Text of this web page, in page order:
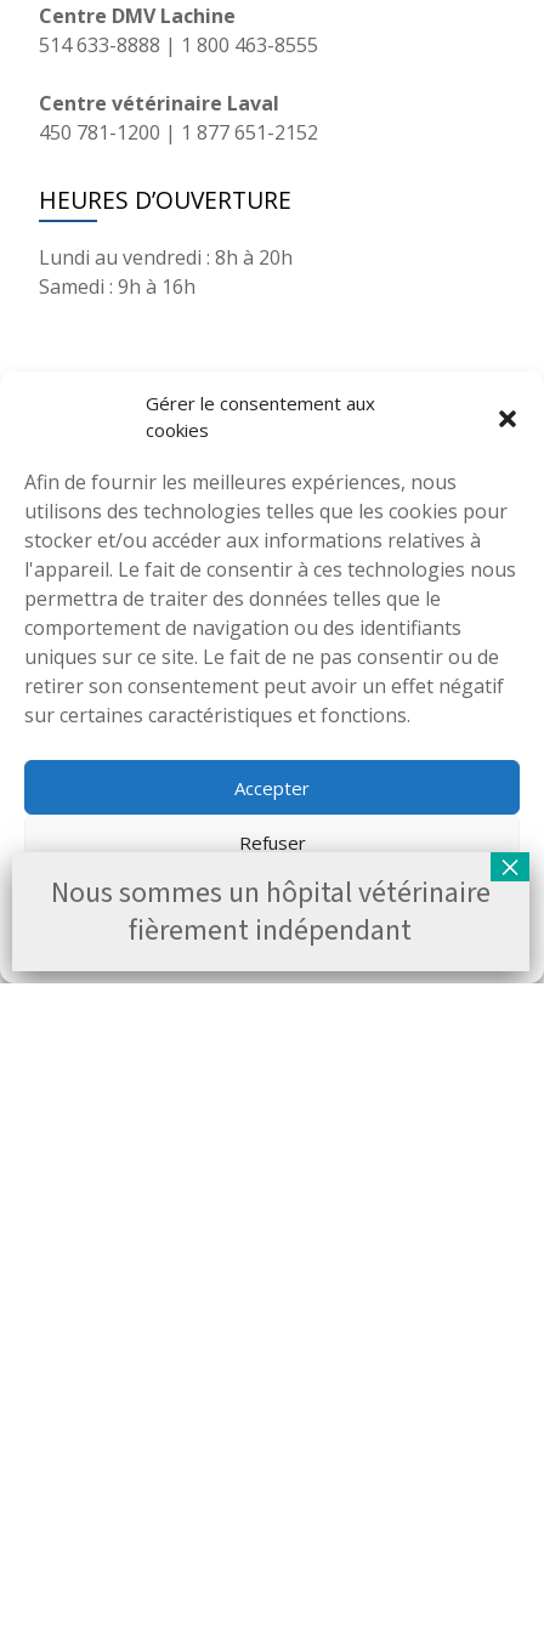
Gérer le consentement aux
cookies
Afin de fournir les meilleures expériences, nous
utilisons des technologies telles que les cookies pour
stocker et/ou accéder aux informations relatives à
l'appareil. Le fait de consentir à ces technologies nous
permettra de traiter des données telles que le
comportement de navigation ou des identifiants
uniques sur ce site. Le fait de ne pas consentir ou de
retirer son consentement peut avoir un effet négatif
sur certaines caractéristiques et fonctions.
Accepter
Refuser
Voir les préférences
Déclaration de confidentialité
Centre DMV Lachine
514 633-8888 | 1 800 463-8555
Centre vétérinaire Laval
450 781-1200 | 1 877 651-2152
HEURES D’OUVERTURE
Lundi au vendredi : 8h à 20h
Samedi : 9h à 16h
VOUS AVEZ DES QUESTIONS OU AIMERIEZ
COMMUNIQUER AVEC UN MEMBRE DE
NOTRE ÉQUIPE? ÉCRIVEZ-NOUS!
P
r
é
n
o
m
*
T
é
l
é
p
h
n
*
N
o
*
o
*
a
g
Nous sommes un hôpital vétérinaire
fièrement indépendant